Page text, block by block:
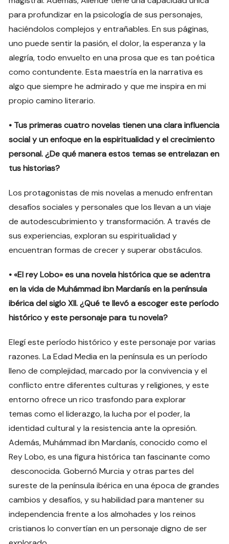
para profundizar en la psicología de sus personajes,
haciéndolos complejos y entrañables. En sus páginas,
uno puede sentir la pasión, el dolor, la esperanza y la
alegría, todo envuelto en una prosa que es tan poética
como contundente. Esta maestría en la narrativa es
algo que siempre he admirado y que me inspira en mi
propio camino literario.
• Tus primeras cuatro novelas tienen una clara influencia
social y un enfoque en la espiritualidad y el crecimiento
personal. ¿De qué manera estos temas se entrelazan en
tus historias?
Los protagonistas de mis novelas a menudo enfrentan
desafíos sociales y personales que los llevan a un viaje
de autodescubrimiento y transformación. A través de
sus experiencias, exploran su espiritualidad y
encuentran formas de crecer y superar obstáculos.
• «El rey Lobo» es una novela histórica que se adentra
en la vida de Muhámmad ibn Mardanís en la península
ibérica del siglo XII. ¿Qué te llevó a escoger este período
histórico y este personaje para tu novela?
Elegí este período histórico y este personaje por varias
razones. La Edad Media en la península es un período
lleno de complejidad, marcado por la convivencia y el
conflicto entre diferentes culturas y religiones, y este
entorno ofrece un rico trasfondo para explorar
temas como el liderazgo, la lucha por el poder, la
identidad cultural y la resistencia ante la opresión.
Además, Muhámmad ibn Mardanís, conocido como el
Rey Lobo, es una figura histórica tan fascinante como
desconocida. Gobernó Murcia y otras partes del
sureste de la península ibérica en una época de grandes
cambios y desafíos, y su habilidad para mantener su
independencia frente a los almohades y los reinos
cristianos lo convertían en un personaje digno de ser